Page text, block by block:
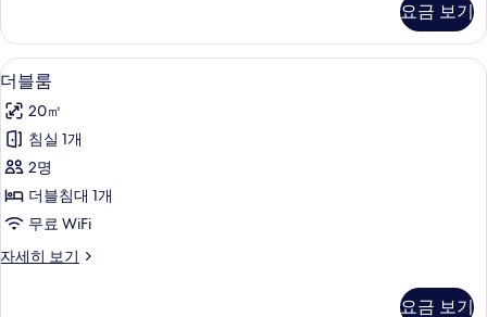
기
자
세
히
보
기
요금 보기
더
블
룸
사
진
모
보
6
더블룸
20㎡
침실 1개
2명
더블침대 1개
무료 WiFi
자세히 보기
더
요금 보기